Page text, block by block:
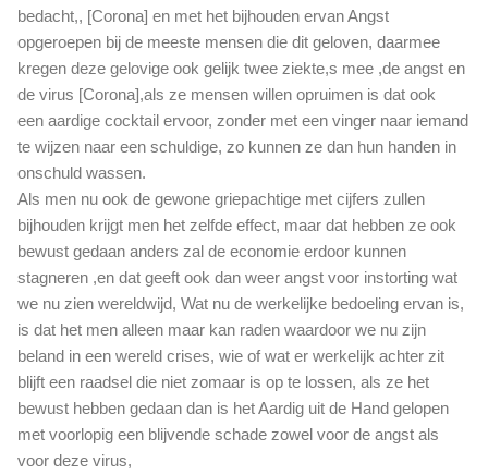
bedacht,, [Corona] en met het bijhouden ervan Angst
opgeroepen bij de meeste mensen die dit geloven, daarmee
kregen deze gelovige ook gelijk twee ziekte,s mee ,de angst en
de virus [Corona],als ze mensen willen opruimen is dat ook
een aardige cocktail ervoor, zonder met een vinger naar iemand
te wijzen naar een schuldige, zo kunnen ze dan hun handen in
onschuld wassen.
Als men nu ook de gewone griepachtige met cijfers zullen
bijhouden krijgt men het zelfde effect, maar dat hebben ze ook
bewust gedaan anders zal de economie erdoor kunnen
stagneren ,en dat geeft ook dan weer angst voor instorting wat
we nu zien wereldwijd, Wat nu de werkelijke bedoeling ervan is,
is dat het men alleen maar kan raden waardoor we nu zijn
beland in een wereld crises, wie of wat er werkelijk achter zit
blijft een raadsel die niet zomaar is op te lossen, als ze het
bewust hebben gedaan dan is het Aardig uit de Hand gelopen
met voorlopig een blijvende schade zowel voor de angst als
voor deze virus,